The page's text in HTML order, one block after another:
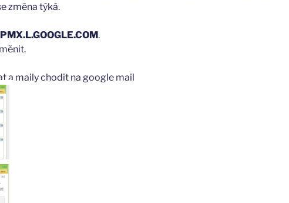
změna týká.
.
a maily chodit na google mail